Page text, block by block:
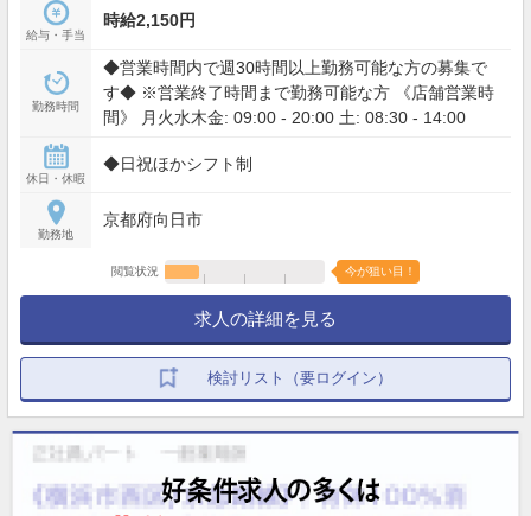
給与・手当
時給2,150円
勤務時間
◆営業時間内で週30時間以上勤務可能な方の募集で
す◆ ※営業終了時間まで勤務可能な方 《店舗営業時
間》 月火水木金: 09:00 - 20:00 土: 08:30 - 14:00
休日・休暇
◆日祝ほかシフト制
勤務地
京都府向日市
閲覧状況 今が狙い目！
求人の詳細を見る
検討リスト（要ログイン）